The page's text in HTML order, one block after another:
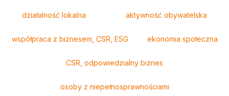
działalność lokalna aktywność obywatelska
współpraca z biznesem, CSR, ESG ekonomia społeczna
CSR, odpowiedzialny biznes
osoby z niepełnosprawnościami